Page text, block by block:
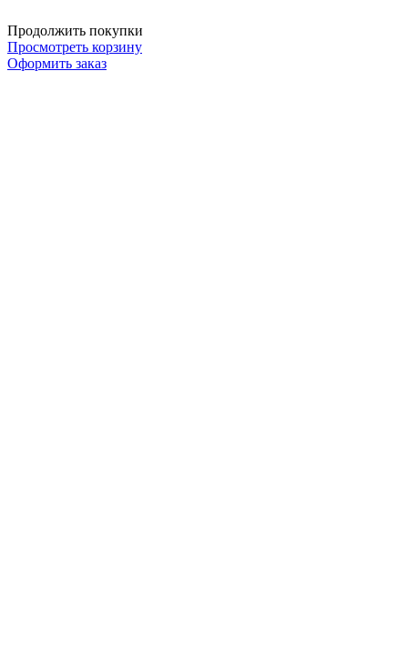
Продолжить покупки
Просмотреть корзину
Оформить заказ